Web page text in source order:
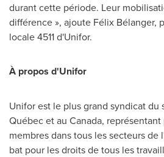
durant cette période. Leur
différence », ajoute Félix Bélanger,
locale 4511 d'Unifor.
À propos d'Unifor
Unifor est le plus grand syndicat du
Québec et au Canada,
membres dans tous les secteurs
bat pour les droits de tous les